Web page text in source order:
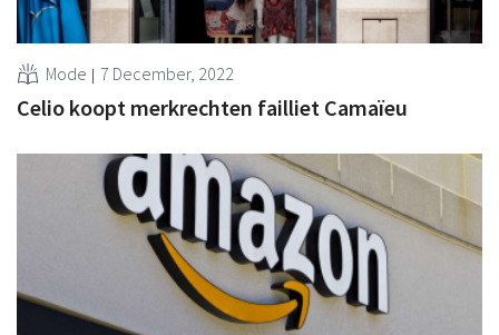
Mode 7 December, 2022
Celio koopt merkrechten failliet Camaïeu